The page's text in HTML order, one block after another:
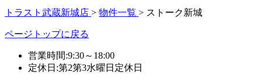
トラスト武蔵新城店 > 物件一覧 > ストーク新城
ページトップに戻る
営業時間:9:30～18:00
定休日:第2第3水曜日定休日